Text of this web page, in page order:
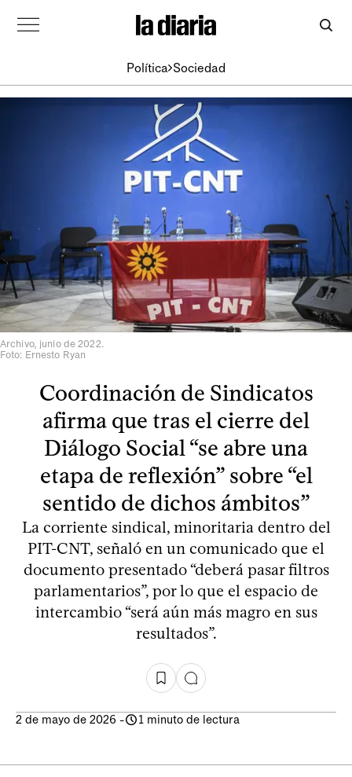
Política Sociedad
Archivo, junio de 2022.
Foto: Ernesto Ryan
Coordinación de Sindicatos
afirma que tras el cierre del
Diálogo Social “se abre una
etapa de reflexión” sobre “el
sentido de dichos ámbitos”
La corriente sindical, minoritaria dentro del
PIT-CNT, señaló en un comunicado que el
documento presentado “deberá pasar filtros
parlamentarios”, por lo que el espacio de
intercambio “será aún más magro en sus
resultados”.
2 de mayo de 2026 - 1 minuto de lectura